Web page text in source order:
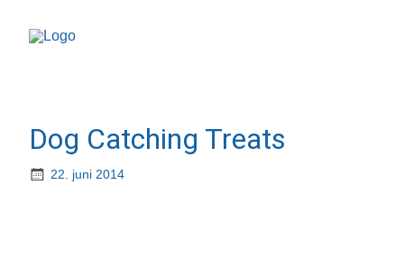
Dog Catching Treats
22. juni 2014